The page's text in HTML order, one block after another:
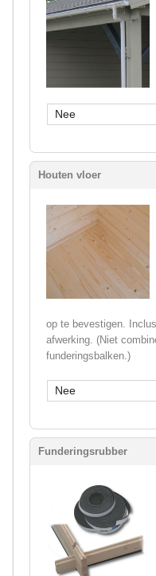
Nee
Houten vloer
op te bevestigen.
afwerking. (Niet
funderingsbalken.)
Nee
Funderingsrubber